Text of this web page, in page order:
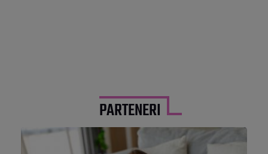
PARTENERI